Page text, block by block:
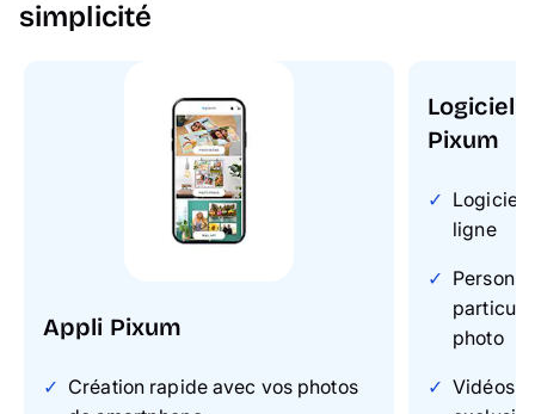
simplicité
Appli Pixum
Création rapide avec vos photos
Logiciel
Pixum
Logiciel
ligne
photo
Vidéos